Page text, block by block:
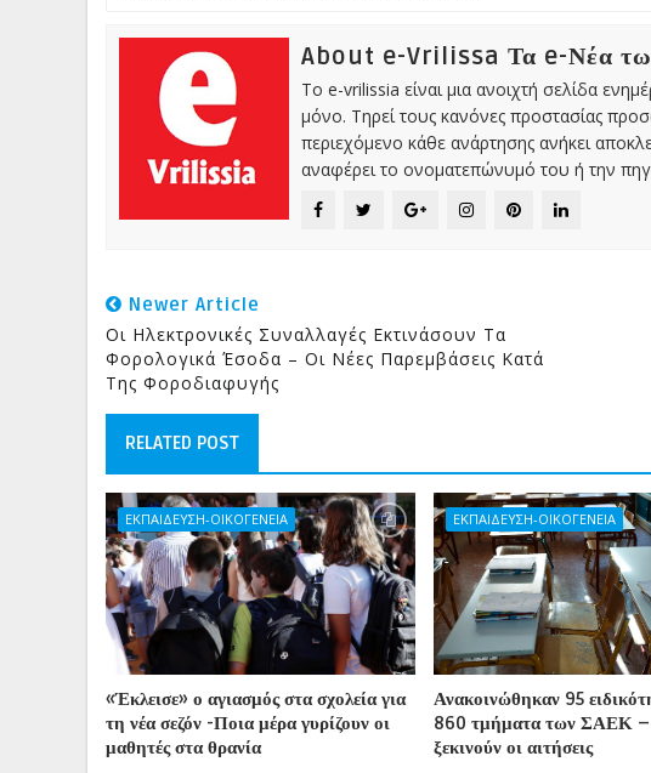
About e-Vrilissa Τα e-Νέα
Το e-vrilissia είναι μια ανοιχτή σελίδα
μόνο. Τηρεί τους κανόνες προστασίας
περιεχόμενο κάθε ανάρτησης ανήκει
αναφέρει το ονοματεπώνυμό του ή την
Newer Article
Οι Ηλεκτρονικές Συναλλαγές Εκτινάσουν Τα
Φορολογικά Έσοδα – Οι Νέες Παρεμβάσεις Κατά
Της Φοροδιαφυγής
RELATED POST
ΕΚΠΑΙΔΕΥΣΗ-ΟΙΚΟΓΕΝΕΙΑ
«Έκλεισε» ο αγιασμός στα σχολεία για
τη νέα σεζόν -Ποια μέρα γυρίζουν οι
μαθητές στα θρανία
ΕΚΠΑΙΔΕΥΣΗ-ΟΙΚΟΓΕΝΕΙΑ
Ανακοινώθηκαν 95
860 τμήματα των ΣΑΕΚ
ξεκινούν οι αιτήσεις